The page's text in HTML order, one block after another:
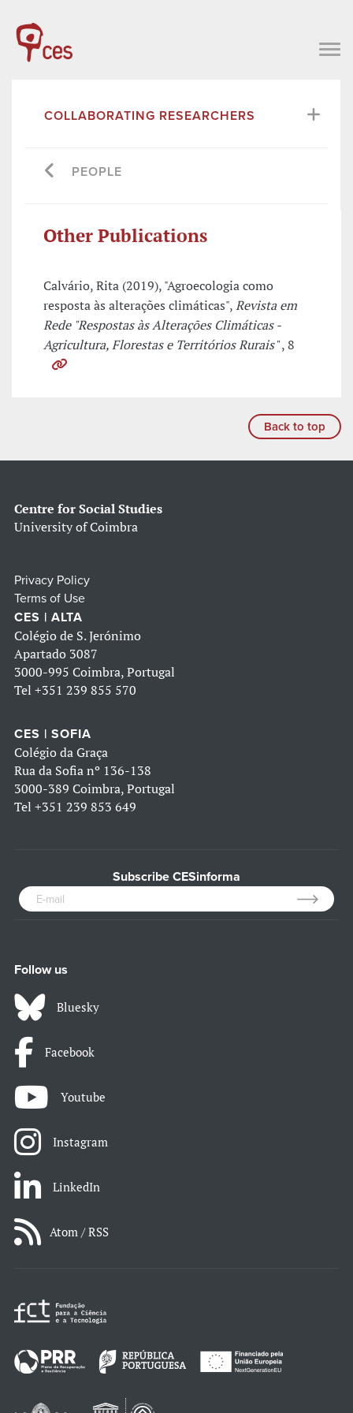
COLLABORATING RESEARCHERS
PEOPLE
Other Publications
Calvário, Rita (2019), "Agroecologia como
resposta às alterações climáticas",Revista em
Rede "Respostas às Alterações Climáticas -
Agricultura, Florestas e Territórios Rurais", 8
Back to top
Centre for Social Studies
University of Coimbra
Privacy Policy
Terms of Use
CES | ALTA
Colégio de S. Jerónimo
Apartado 3087
3000-995 Coimbra, Portugal
Tel +351 239 855 570
CES | SOFIA
Colégio da Graça
Rua da Sofia nº 136-138
3000-389 Coimbra, Portugal
Tel +351 239 853 649
Subscribe CESinforma
Follow us
Bluesky
Facebook
Youtube
Instagram
LinkedIn
Atom / RSS